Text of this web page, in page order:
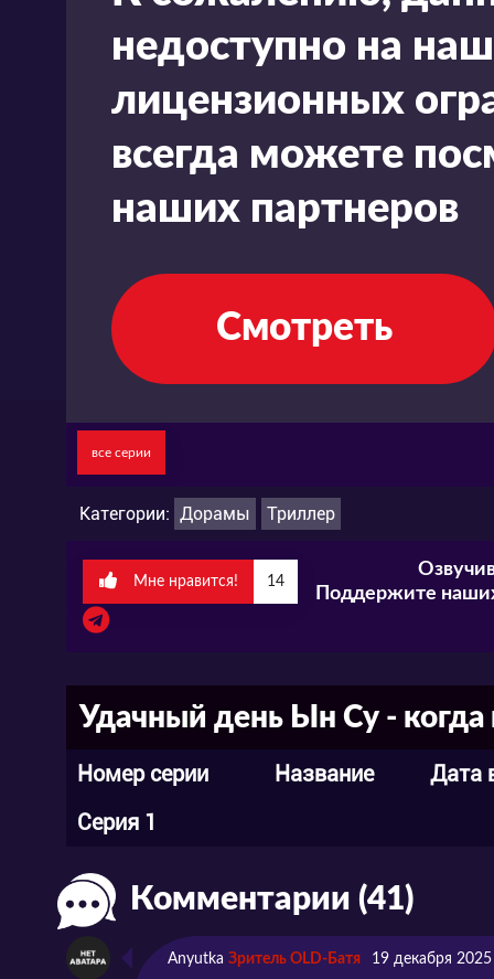
недоступно на
лицензионных
всегда можете
наших партнеров
Смотреть
все серии
Категории: Дорамы Триллер
Мне нравится! 14
Поддержите
Удачный день Ын Су -
Номер серии Название Дата
Серия 1
Комментарии (41)
Anyutka Зритель OLD-Батя 19 декабря